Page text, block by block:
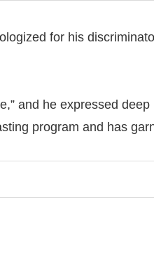
for his
and he expressed
program and has